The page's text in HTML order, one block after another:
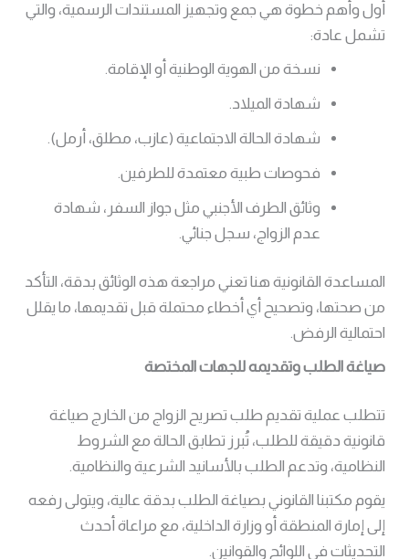
أول وأهم خطوة هي جمع وتجهيز المستندات الرسمية، والتي
تشمل عادة:
نسخة من الهوية الوطنية أو الإقامة.
شهادة الميلاد.
شهادة الحالة الاجتماعية (عازب، مطلق، أرمل).
فحوصات طبية معتمدة للطرفين.
وثائق الطرف الأجنبي مثل جواز السفر، شهادة
عدم الزواج، سجل جنائي.
المساعدة القانونية هنا تعني مراجعة هذه الوثائق بدقة، التأكد
من صحتها، وتصحيح أي أخطاء محتملة قبل تقديمها، ما يقلل
احتمالية الرفض.
صياغة الطلب وتقديمه للجهات المختصة
تتطلب عملية تقديم طلب تصريح الزواج من الخارج صياغة
قانونية دقيقة للطلب، تُبرز تطابق الحالة مع الشروط
النظامية، وتدعم الطلب بالأسانيد الشرعية والنظامية.
يقوم مكتبنا القانوني بصياغة الطلب بدقة عالية، ويتولى رفعه
إلى إمارة المنطقة أو وزارة الداخلية، مع مراعاة أحدث
التحديثات في اللوائح والقوانين.